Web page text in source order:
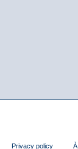
Privacy policy